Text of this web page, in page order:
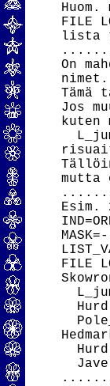
Huom.
FILE
lista
On
Tämä
Jos
kuten
FILE